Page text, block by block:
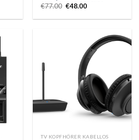
€77.00 €48.00
TV KOPFHÖRER KABELLOS